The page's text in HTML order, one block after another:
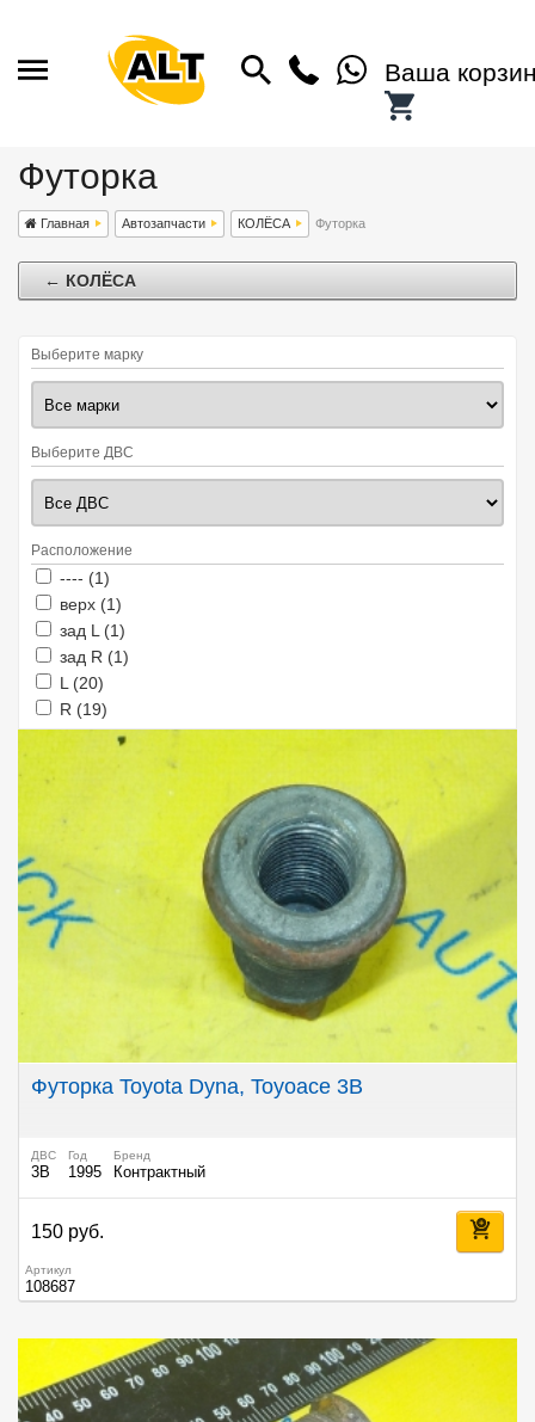
Ваша
Футорка
Главная Автозапчасти КОЛЁСА Футорка
← КОЛЁСА
Выберите марку
Выберите ДВС
Расположение
Apply ---- filter
---- (1)
Apply верх filter
верх (1)
Apply зад L filter
зад L (1)
Apply зад R filter
зад R (1)
Apply L filter
L (20)
Apply R filter
R (19)
Футорка Toyota Dyna, Toyoace 3B
ДВС
3B
Год
1995
Бренд
Контрактный
150 руб.
Артикул
108687